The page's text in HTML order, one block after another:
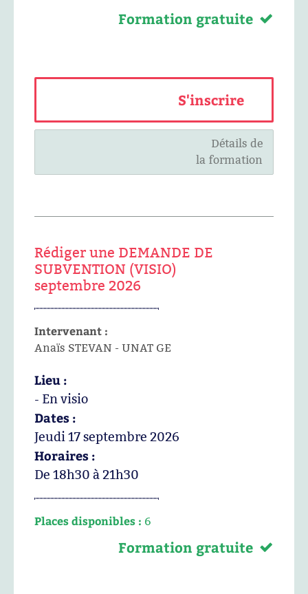
Formation gratuite
S'inscrire
Détails de
la formation
Rédiger une DEMANDE DE
SUBVENTION (VISIO)
septembre 2026
Intervenant :
Anaïs STEVAN - UNAT GE
Lieu :
- En visio
Dates :
Jeudi 17 septembre 2026
Horaires :
De 18h30 à 21h30
Places disponibles : 6
Formation gratuite